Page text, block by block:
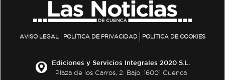
AVISO LEGAL POLÍTICA DE PRIVACIDAD POLÍTICA DE COOKIES
Ediciones y Servicios Integrales 2020 S.L.
Plaza de los Carros, 2. Bajo. 16001 Cuenca